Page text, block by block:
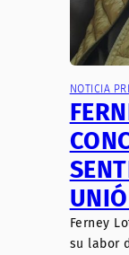
NOTICIA
Ferney
su labor